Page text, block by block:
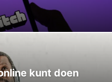
kunt doen